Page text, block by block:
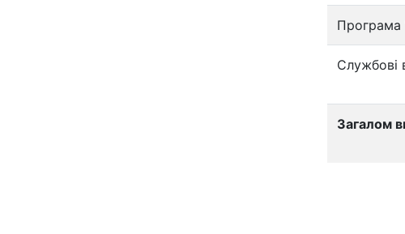
Програма
Службові
Загалом